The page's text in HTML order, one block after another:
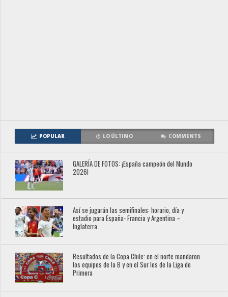
POPULAR LO ÚLTIMO COMMENTS
GALERÍA DE FOTOS: ¡España campeón del Mundo
2026!
Así se jugarán las semifinales: horario, día y
estadio para España- Francia y Argentina –
Inglaterra
Resultados de la Copa Chile: en el norte mandaron
los equipos de la B y en el Sur los de la Liga de
Primera